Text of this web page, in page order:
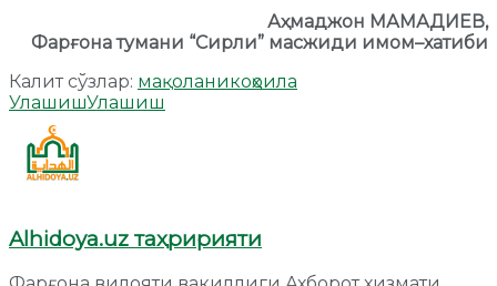
Аҳмаджон МАМАДИЕВ,
Фарғона тумани “Сирли” масжиди имом–хатиби
Калит сўзлар: мақоланикоҳоила
УлашишУлашиш
Alhidoya.uz таҳририяти